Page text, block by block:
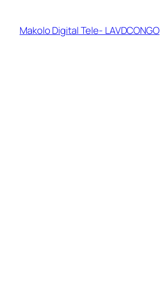
Makolo Digital Tele- LAVDCONGO